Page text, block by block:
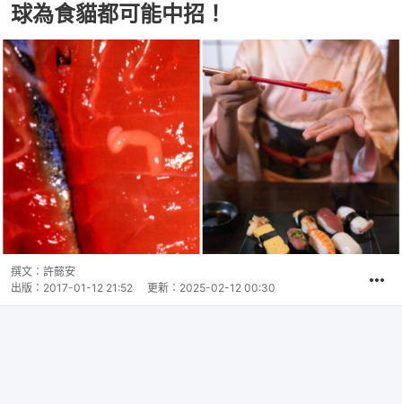
球為食貓都可能中招！
撰文： 許懿安
出版： 2017-01-12 21:52 更新： 2025-02-12 00:30